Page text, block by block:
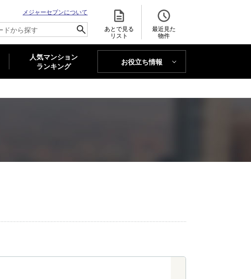
メジャーセブンについて
あとで見る
リスト
最近見た
物件
人気マンション
ランキング
お役立ち情報
MAJOR'S BLOG